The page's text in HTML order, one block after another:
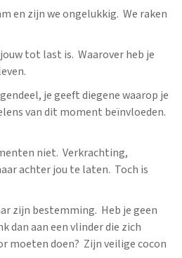
en zijn we ongelukkig. We raken
tot last is. Waarover heb je
je geeft diegene waarop je
van dit moment beïnvloeden.
niet. Verkrachting,
achter jou te laten. Toch is
zijn bestemming. Heb je geen
aan een vlinder die zich
moeten doen? Zijn veilige cocon